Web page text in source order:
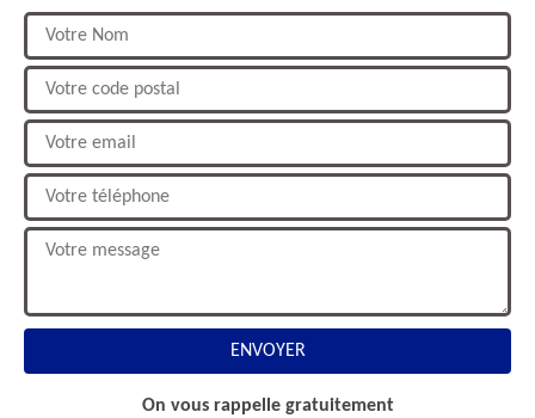
On vous rappelle gratuitement